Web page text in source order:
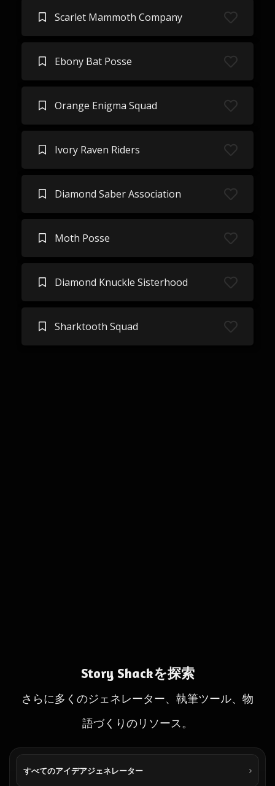
Scarlet Mammoth Company
Ebony Bat Posse
Orange Enigma Squad
Ivory Raven Riders
Diamond Saber Association
Moth Posse
Diamond Knuckle Sisterhood
Sharktooth Squad
Story Shackを探索
さらに多くのジェネレーター、執筆ツール、物
語づくりのリソース。
すべてのアイデアジェネレーター